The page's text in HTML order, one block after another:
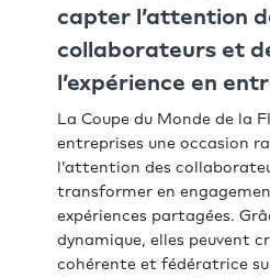
capter l’attention
collaborateurs et
l’expérience en
La Coupe du Monde de la
entreprises une occasion
l’attention des
transformer en
expériences partagées.
dynamique, elles peuvent
cohérente et fédératrice